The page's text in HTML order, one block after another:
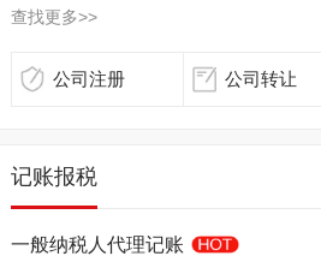
查找更多>>
公司注册 公司转让
记账报税
一般纳税人代理记账